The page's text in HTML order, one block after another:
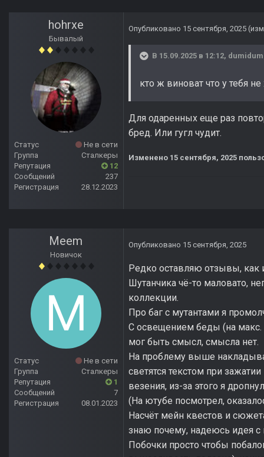
hohrxe
Бывалый
Статус
Не в сети
Группа
Сталкеры
Репутация
12
Сообщений
237
Регистрация
28.12.2023
Опубликовано 15 сентября, 2025
В 15.09.2025 в 12:12, dumidum
кто ж виноват что у тебя
Для одаренных еще раз
бред. Или гугл чудит.
Изменено 15 сентября, 2025
Meem
Новичок
Статус
Не в сети
Группа
Сталкеры
Репутация
1
Сообщений
7
Регистрация
08.01.2023
Опубликовано 15 сентября, 2025
Редко оставляю отзывы, как
Шутанчика чё-то маловато,
коллекции.
Про баг с мутантами я
С освещением беды (на макс.
мог быть смысл, смысла нет.
На проблему выше
светятся текстом при
везения, из-за этого я
(На ютубе посмотрел,
Насчёт мейн квестов и
знаю почему, надеюсь идея с
Побочки просто чтобы